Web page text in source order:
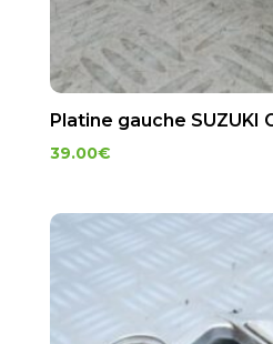
Platine gauche SUZUKI
39.00€